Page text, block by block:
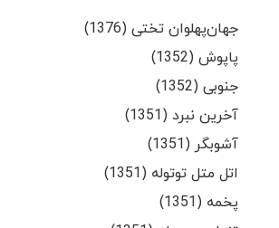
جهان‌پهلوان تختی (1376)
پاپوش (1352)
جنوبی (1352)
آخرین نبرد (1351)
آشوبگر (1351)
اتل متل توتوله (1351)
پخمه (1351)